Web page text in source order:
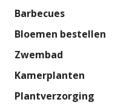
Barbecues
Bloemen bestellen
Zwembad
Kamerplanten
Plantverzorging